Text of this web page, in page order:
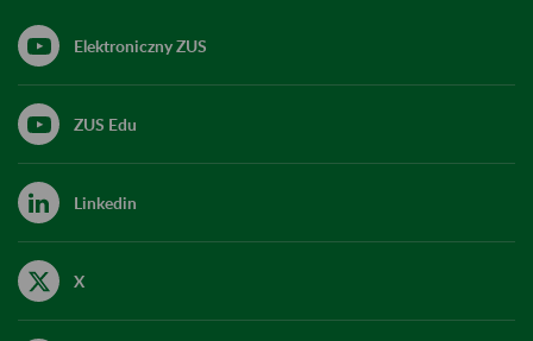
Elektroniczny ZUS
ZUS Edu
Linkedin
X